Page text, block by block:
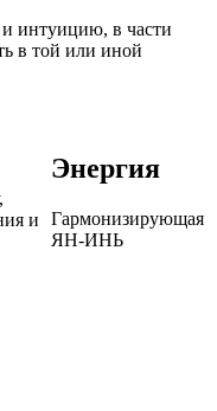
интуицию, в части
в той или иной
и
Энергия
Гармонизирующая
ЯН-ИНЬ